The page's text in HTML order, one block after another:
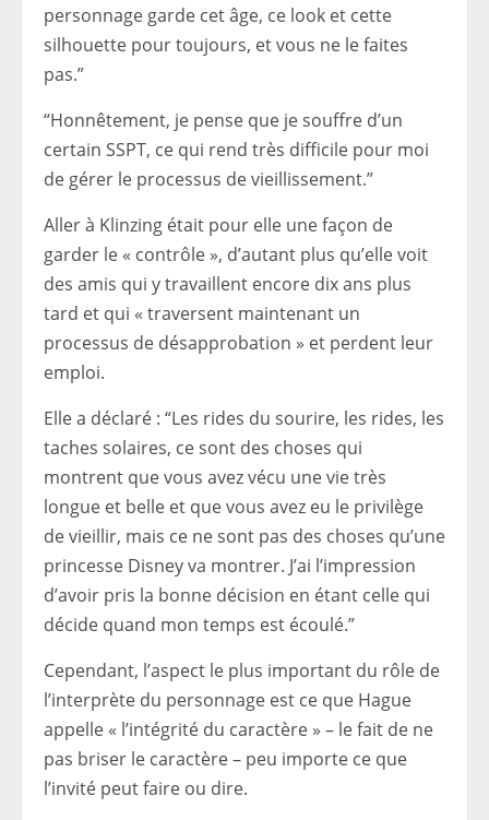
personnage garde cet âge, ce look et cette
silhouette pour toujours, et vous ne le faites
pas.”
“Honnêtement, je pense que je souffre d’un
certain SSPT, ce qui rend très difficile pour moi
de gérer le processus de vieillissement.”
Aller à Klinzing était pour elle une façon de
garder le « contrôle », d’autant plus qu’elle voit
des amis qui y travaillent encore dix ans plus
tard et qui « traversent maintenant un
processus de désapprobation » et perdent leur
emploi.
Elle a déclaré : “Les rides du sourire, les rides, les
taches solaires, ce sont des choses qui
montrent que vous avez vécu une vie très
longue et belle et que vous avez eu le privilège
de vieillir, mais ce ne sont pas des choses qu’une
princesse Disney va montrer. J’ai l’impression
d’avoir pris la bonne décision en étant celle qui
décide quand mon temps est écoulé.”
Cependant, l’aspect le plus important du rôle de
l’interprète du personnage est ce que Hague
appelle « l’intégrité du caractère » – le fait de ne
pas briser le caractère – peu importe ce que
l’invité peut faire ou dire.